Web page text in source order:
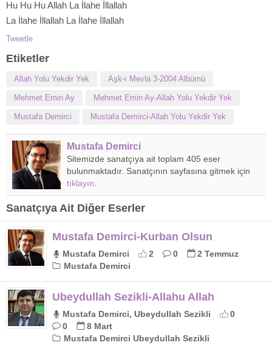
Hu Hu Hu Allah La İlahe İllallah
La İlahe İllallah La İlahe İllallah
Tweetle
Etiketler
Allah Yolu Yekdir Yek Aşk-ı Mevla 3-2004 Albümü
Mehmet Emin Ay Mehmet Emin Ay-Allah Yolu Yekdir Yek
Mustafa Demirci Mustafa Demirci-Allah Yolu Yekdir Yek
Mustafa Demirci
Sitemizde sanatçıya ait toplam 405 eser
bulunmaktadır. Sanatçının sayfasına gitmek için
tıklayın
Sanatçıya Ait Diğer Eserler
Mustafa Demirci-Kurban Olsun
Mustafa Demirci 2 0
2 Temmuz
Mustafa Demirci
Ubeydullah Sezikli-Allahu Allah
Mustafa Demirci, Ubeydullah Sezikli
0
0
8 Mart
Mustafa Demirci Ubeydullah Sezikli